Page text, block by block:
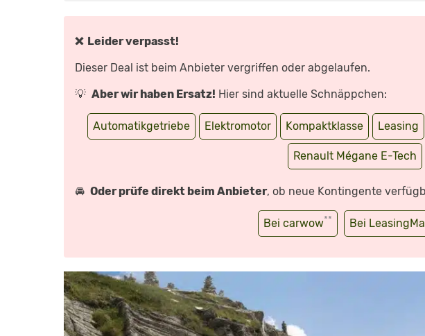
❌ Leider verpasst!
Dieser Deal ist beim Anbieter vergriffen oder abgelaufen.
💡 Aber wir haben Ersatz! Hier sind aktuelle Schnäppchen:
Automatikgetriebe Elektromotor Kompaktklasse Leasing
Renault Mégane E-Tech
🚘 Oder prüfe direkt beim Anbieter, ob neue Kontingente
Bei carwow** Bei
SO
RENAULTS
ID.3-
ERSTE
DENNIS
PETERMANN“
YOUTUBE
ANZEIGEN